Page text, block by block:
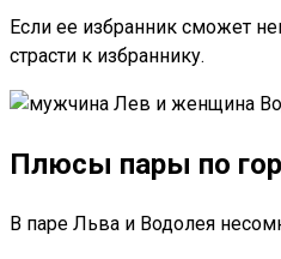
Если ее избранник сможет
страсти к избраннику.
Плюсы пары по
В паре Льва и Водолея